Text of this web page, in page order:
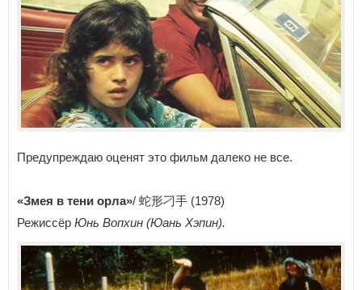
Предупреждаю оценят это фильм далеко не все.
«Змея в тени орла»/ 蛇形刁手 (1978)
Режиссёр Юнь Вопхин (Юань Хэпин).